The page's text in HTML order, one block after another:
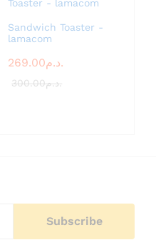
Sandwich Toaster -
lamacom
269.00 د.م.
300.00 د.م.